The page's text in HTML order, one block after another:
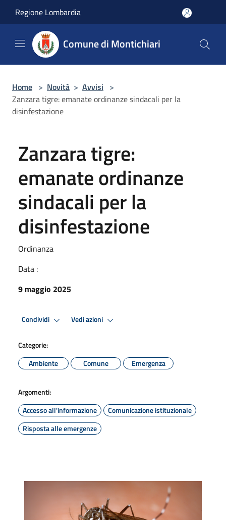
Regione Lombardia
Comune di Montichiari
Home > Novità > Avvisi >
Zanzara tigre: emanate ordinanze sindacali per la
disinfestazione
Zanzara tigre:
emanate ordinanze
sindacali per la
disinfestazione
Ordinanza
Data :
9 maggio 2025
Condividi Vedi azioni
Categorie:
Ambiente
Comune Emergenza
Argomenti:
Accesso all'informazione
Comunicazione istituzionale
Risposta alle emergenze